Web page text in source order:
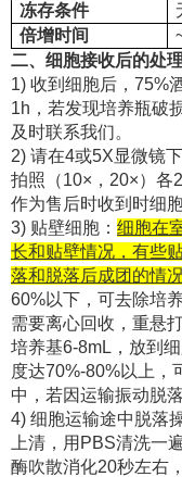
冻存条件
倍增时间
二、细胞接收后的处理
1) 收到细胞后，75%
1h，若发现培养瓶破
及时联系我们。
2) 请在4或5X显微镜
拍照（10×，20×）各
作为售后时收到时细
3) 贴壁细胞： 细胞在
长和贴壁情况，有些
落和脱落后成团的情况
60%以下，可去除培
需要离心回收，重悬
培养基6-8mL，放到
度达70%-80%以上，
中，若因运输振动脱
4) 细胞运输途中脱落
上清，用PBS清洗一
酶吹散消化20秒左右